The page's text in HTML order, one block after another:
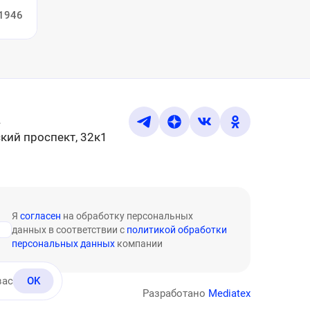
проспект, 32к1
Я согласен на обработку персональных
данных в соответствии с политикой обработки
персональных данныхкомпании
Разработано Mediatex
OK